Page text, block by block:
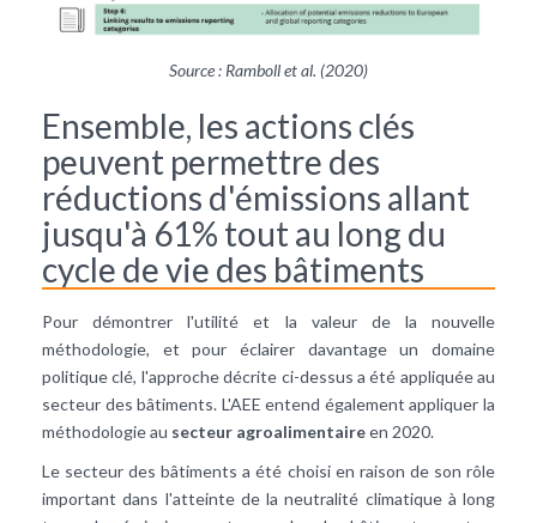
Source : Ramboll et al. (2020)
Ensemble, les actions clés
peuvent permettre des
réductions d'émissions allant
jusqu'à 61% tout au long du
cycle de vie des bâtiments
Pour démontrer l'utilité et la valeur de la nouvelle
méthodologie, et pour éclairer davantage un domaine
politique clé, l'approche décrite ci-dessus a été appliquée au
secteur des bâtiments. L'AEE entend également appliquer la
méthodologie au secteur agroalimentaireen 2020.
Le secteur des bâtiments a été choisi en raison de son rôle
important dans l'atteinte de la neutralité climatique à long